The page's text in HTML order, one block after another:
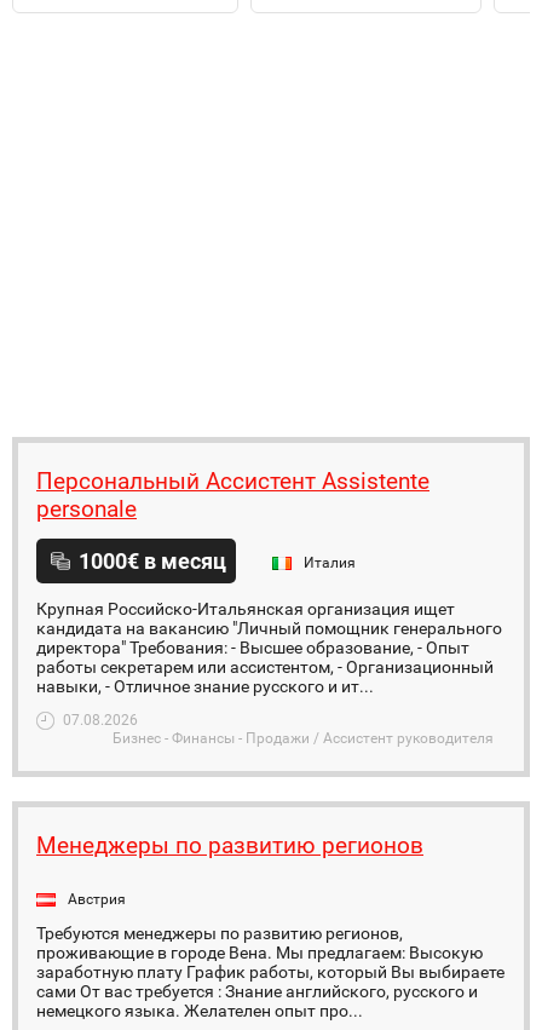
Персональный Ассистент Assistente
personale
1000€ в месяц Италия
Крупная Российско-Итальянская организация ищет
кандидата на вакансию "Личный помощник генерального
директора" Требования: - Высшее образование, - Опыт
работы секретарем или ассистентом, - Организационный
навыки, - Отличное знание русского и ит...
07.08.2026
Бизнес - Финансы - Продажи / Ассистент руководителя
Менеджеры по развитию регионов
Австрия
Требуются менеджеры по развитию регионов,
проживающие в городе Вена. Мы предлагаем: Высокую
заработную плату График работы, который Вы выбираете
сами От вас требуется : Знание английского, русского и
немецкого языка. Желателен опыт про...